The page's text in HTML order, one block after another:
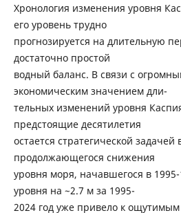
Хронология изменения уровня
его уровень трудно
прогнозируется на длительную
достаточно простой
водный баланс. В связи с
экономическим значением дли-
тельных изменений уровня
предстоящие десятилетия
остается стратегической задачей
продолжающегося снижения
уровня моря, начавшегося в
уровня на ~2.7 м за 1995-
2024 год уже привело к ощутимым